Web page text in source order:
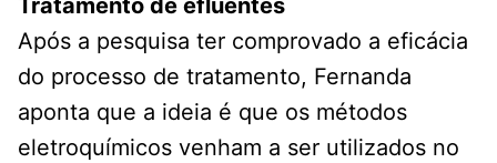
Tratamento de efluentes
Após a pesquisa ter comprovado a eficácia
do processo de tratamento, Fernanda
aponta que a ideia é que os métodos
eletroquímicos venham a ser utilizados no